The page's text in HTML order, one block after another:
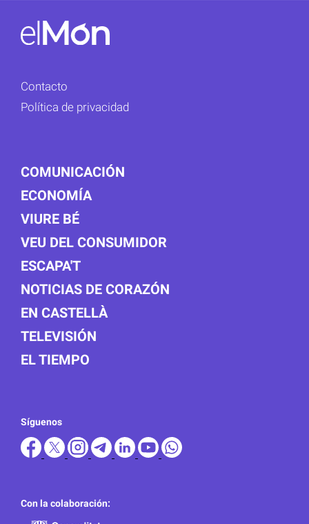
Contacto
Política de privacidad
COMUNICACIÓN
ECONOMÍA
VIURE BÉ
VEU DEL CONSUMIDOR
ESCAPA'T
NOTICIAS DE CORAZÓN
EN CASTELLÀ
TELEVISIÓN
EL TIEMPO
Síguenos
Con la colaboración: